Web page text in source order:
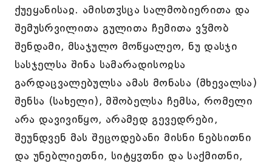
ქუეყანისაჲ. ამისთჳსცა სალმობიერითა და
შემუსრვილითა გულითა ჩემითა ვჴმობ
შენდამი, მსაჯულო მოწყალეო, ნუ დასჯი
სასჯელსა შინა სამარადისოჲსა
გარდაცვალებულსა ამას მონასა (მხევალსა)
შენსა (სახელი), მშობელსა ჩემსა, რომელი
არა დავივიწყო, არამედ გევედრები,
შეუნდვენ მას შეცოდებანი მისნი ნებსითნი
და უნებლიეთნი, სიტყჳთნი და საქმითნი,